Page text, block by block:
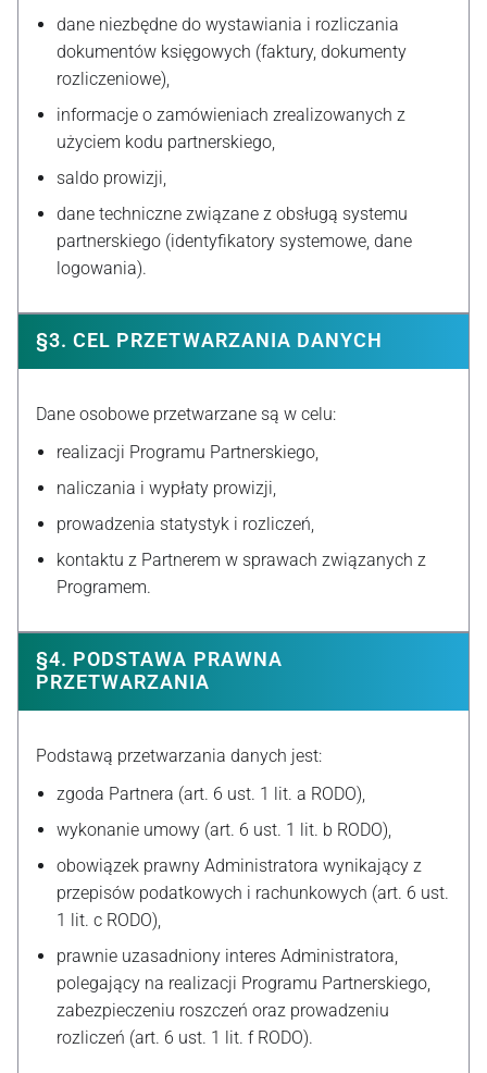
dane niezbędne do wystawiania i rozliczania
dokumentów księgowych (faktury, dokumenty
rozliczeniowe),
informacje o zamówieniach zrealizowanych z
użyciem kodu partnerskiego,
saldo prowizji,
dane techniczne związane z obsługą systemu
partnerskiego (identyfikatory systemowe, dane
logowania).
§3. CEL PRZETWARZANIA DANYCH
Dane osobowe przetwarzane są w celu:
realizacji Programu Partnerskiego,
naliczania i wypłaty prowizji,
prowadzenia statystyk i rozliczeń,
kontaktu z Partnerem w sprawach związanych z
Programem.
§4. PODSTAWA PRAWNA
PRZETWARZANIA
Podstawą przetwarzania danych jest:
zgoda Partnera (art. 6 ust. 1 lit. a RODO),
wykonanie umowy (art. 6 ust. 1 lit. b RODO),
obowiązek prawny Administratora wynikający z
przepisów podatkowych i rachunkowych (art. 6 ust.
1 lit. c RODO),
prawnie uzasadniony interes Administratora,
polegający na realizacji Programu Partnerskiego,
zabezpieczeniu roszczeń oraz prowadzeniu
rozliczeń (art. 6 ust. 1 lit. f RODO).